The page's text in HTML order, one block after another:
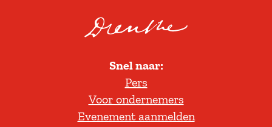
o
l
t
e
r
Snel naar:
Pers
Voor ondernemers
Evenement aanmelden